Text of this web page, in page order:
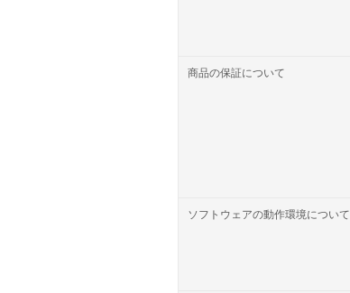
商品の保証について
ソフトウェアの動作環境について